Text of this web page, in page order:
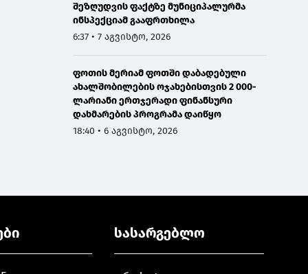
შეზღუდვის ფაქტზე მუნიციპალურმა
ინსპექციამ გააფრთხილა
6:37 • 7 აგვისტო, 2026
ფოთის მერიამ ფოთში დაბადებული
ახალშობილების ოჯახებისთვის 2 000-
ლარიანი ერთჯერადი ფინანსური
დახმარების პროგრამა დაიწყო
18:40 • 6 აგვისტო, 2026
სასარგებლო